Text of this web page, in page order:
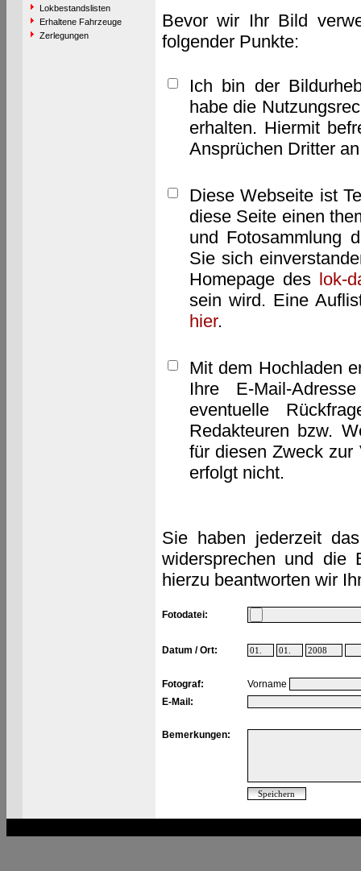
Lokbestandslisten
Erhaltene Fahrzeuge
Zerlegungen
Bevor wir Ihr Bild
folgender Punkte:
Ich bin der
habe die
erhalten. Hiermit
Ansprüchen Dritter
Diese Webseite ist
diese Seite einen
und Fotosammlung
Sie sich
Homepage des lok-
sein wird. Eine
hier.
Mit dem Hochladen
Ihre E-Mail-
eventuelle
Redakteuren bzw.
für diesen Zweck zur
erfolgt nicht.
Sie haben jederzeit
widersprechen und die
hierzu beantworten wir
Fotodatei:
Datum / Ort:
Fotograf:
Vorname
E-Mail:
Bemerkungen: